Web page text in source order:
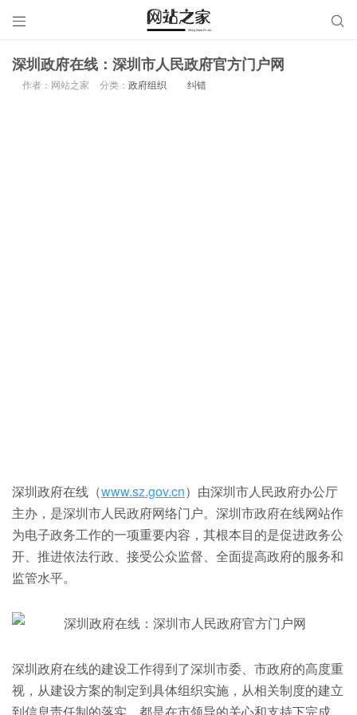
 
深圳政府在线：深圳市人民政府官方门户网
作者：网站之家 分类： 政府组织 纠错
深圳政府在线（www.sz.gov.cn）由深圳市人民政府办公厅
主办，是深圳市人民政府网络门户。深圳市政府在线网站作
为电子政务工作的一项重要内容，其根本目的是促进政务公
开、推进依法行政、接受公众监督、全面提高政府的服务和
监管水平。
深圳政府在线的建设工作得到了深圳市委、市政府的高度重
视，从建设方案的制定到具体组织实施，从相关制度的建立